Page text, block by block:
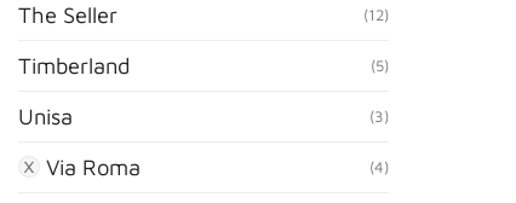
The Seller (12)
Timberland (5)
Unisa (3)
Via Roma (4)